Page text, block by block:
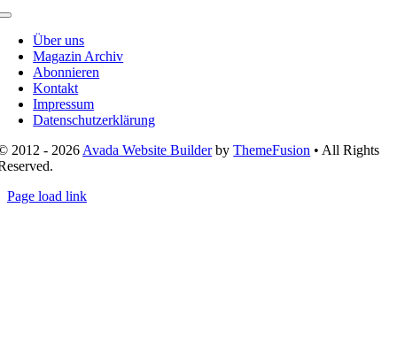
Toggle
NavigationÜber uns
Magazin Archiv
Abonnieren
Kontakt
Impressum
Datenschutzerklärung
2012 - 2026 Avada Website BuilderbyThemeFusion • All Rights
Page load link